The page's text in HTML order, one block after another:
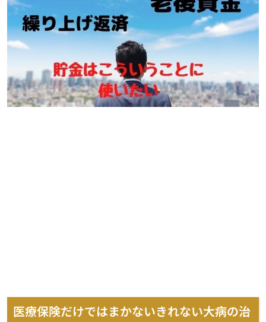
医療保険だけではまかないきれない大病の治